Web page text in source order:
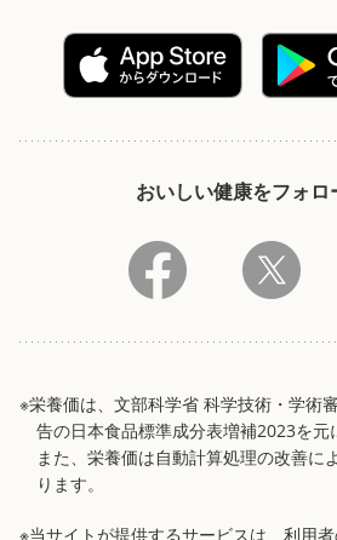
おいしい健康をフォロ
※栄養価は、文部科学省 科学技術・学術
告の日本食品標準成分表増補2023を元
また、栄養価は自動計算処理の改善に
ります。
※当サイトが提供するサービスは、利用